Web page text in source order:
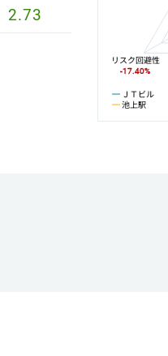
2.73
ＪＴビル
池上駅
リスク回避性
-17.40%